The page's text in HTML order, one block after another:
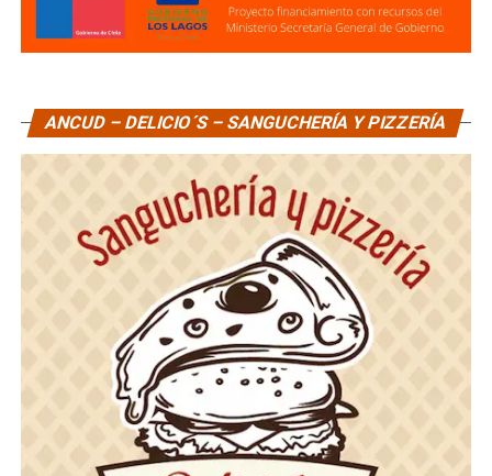
ANCUD – DELICIO´S – SANGUCHERÍA Y PIZZERÍA